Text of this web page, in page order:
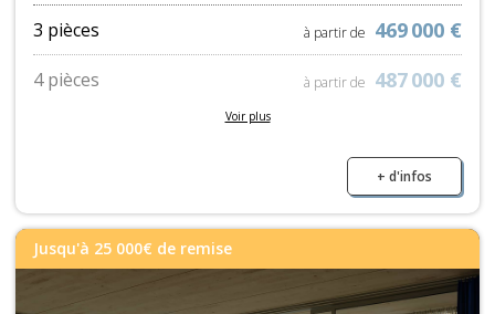
3 pièces à partir de 469 000 €
4 pièces à partir de 487 000 €
Voir plus
+ d'infos
Jusqu'à 25 000€ de remise